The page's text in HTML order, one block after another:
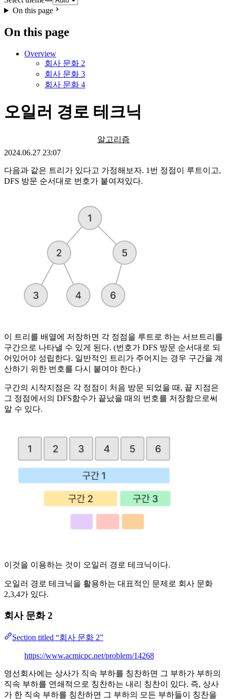
On this page
On this page
Overview
회사 문화 2
회사 문화 3
회사 문화 4
오일러 경로 테크닉
알고리즘
2024.06.27 23:07
다음과 같은 트리가 있다고 가정해보자. 1번 정점이 루트이고,
DFS 방문 순서대로 번호가 붙여져있다.
이 트리를 배열에 저장하면 각 정점을 루트로 하는 서브트리를
구간으로 나타낼 수 있게 된다. (번호가 DFS 방문 순서대로 되
어있어야 성립한다. 일반적인 트리가 주어지는 경우 구간을 계
산하기 위한 번호를 다시 붙여야 한다.)
구간의 시작지점은 각 정점이 처음 방문 되었을 때, 끝 지점은
그 정점에서의 DFS함수가 끝났을 때의 번호를 저장함으로써
알 수 있다.
이것을 이용하는 것이 오일러 경로 테크닉이다.
오일러 경로 테크닉을 활용하는 대표적인 문제로 회사 문화
2,3,4가 있다.
회사 문화 2
Section titled “회사 문화 2”
https://www.acmicpc.net/problem/14268
영선회사에는 상사가 직속 부하를 칭찬하면 그 부하가 부하의
직속 부하를 연쇄적으로 칭찬하는 내리 칭찬이 있다. 즉, 상사
가 한 직속 부하를 칭찬하면 그 부하의 모든 부하들이 칭찬을